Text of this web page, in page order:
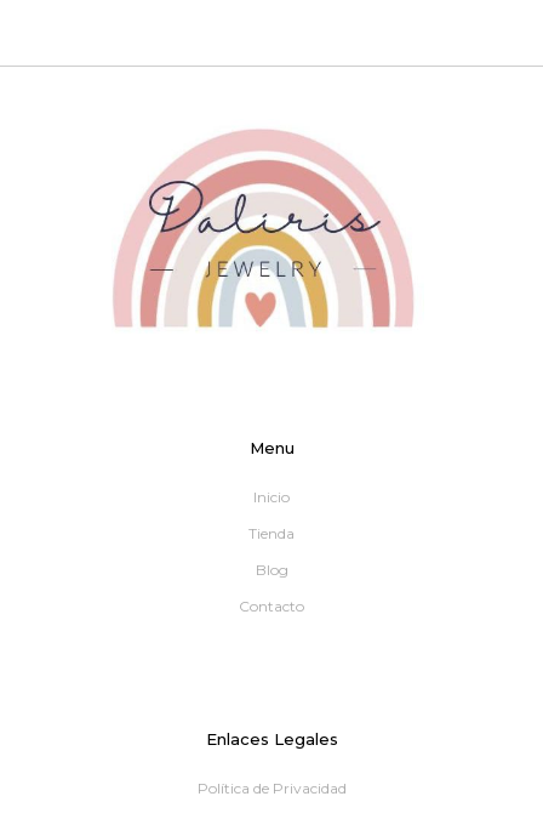
Menu
Inicio
Tienda
Blog
Contacto
Enlaces Legales
Política de Privacidad